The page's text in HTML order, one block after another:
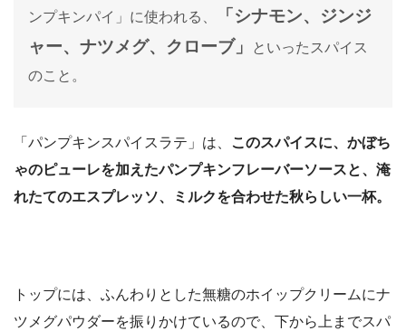
ンプキンパイ」に使われる、
「シナモン、ジンジ
ャー、ナツメグ、クローブ」
といったスパイス
のこと。
「パンプキンスパイスラテ」は、
このスパイスに、かぼち
ゃのピューレを加えたパンプキンフレーバーソースと、淹
れたてのエスプレッソ、ミルクを合わせた秋らしい一杯。
トップには、ふんわりとした無糖のホイップクリームにナ
ツメグパウダーを振りかけているので、下から上までスパ